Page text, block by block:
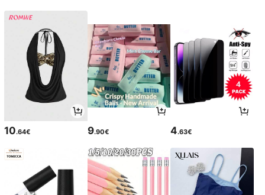
10.64€ 9.90€ 4.63€